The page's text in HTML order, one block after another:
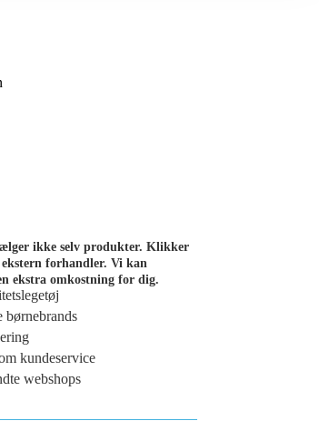
ikke selv produkter. Klikker
forhandler. Vi kan
ekstra omkostning for dig.
kundeservice
webshops